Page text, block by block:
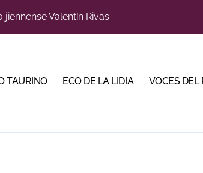
la Semana Grande Donostiarra
Puertas Grandes de Madrid en una feria
TAURINO ECO DE LA LIDIA VOCES DEL